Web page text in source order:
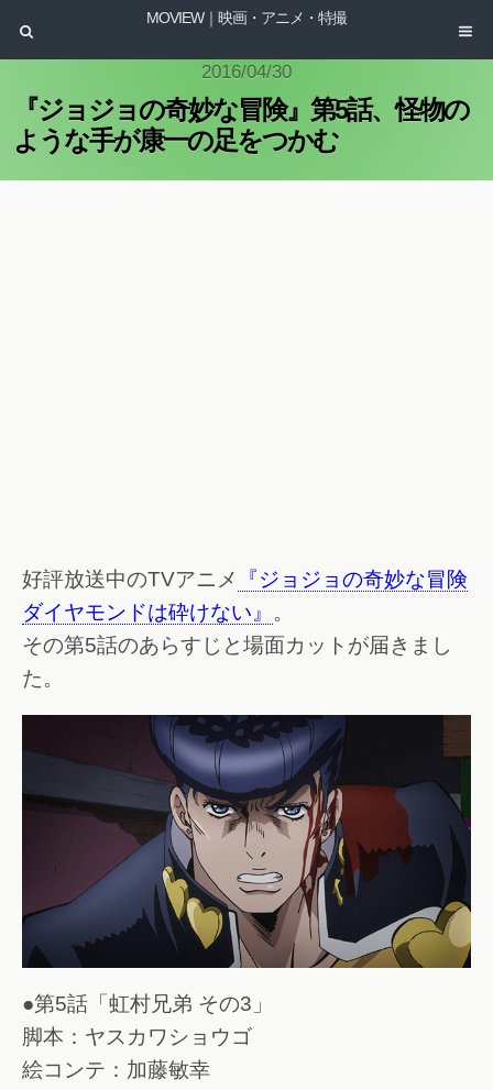
MOVIEW｜映画・アニメ・特撮
2016/04/30
『ジョジョの奇妙な冒険』第5話、怪物の
ような手が康一の足をつかむ
好評放送中のTVアニメ
『ジョジョの奇妙な冒険
ダイヤモンドは砕けない』 。
その第5話のあらすじと場面カットが届きまし
た。
●第5話「虹村兄弟 その3」
脚本：ヤスカワショウゴ
絵コンテ：加藤敏幸